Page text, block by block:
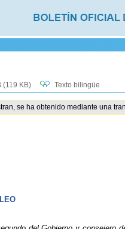
(119 KB) Texto bilingüe
se ha obtenido mediante una